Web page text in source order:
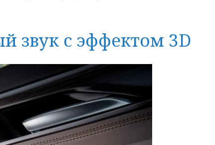
звук с эффектом 3D